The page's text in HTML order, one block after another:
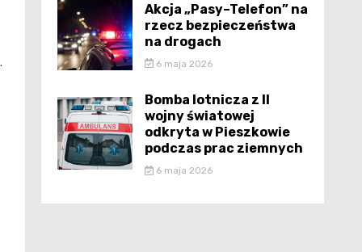
Akcja „Pasy–Telefon” na
rzecz bezpieczeństwa
na drogach
6 maja 2026
Bomba lotnicza z II
wojny światowej
odkryta w Pieszkowie
podczas prac ziemnych
6 maja 2026